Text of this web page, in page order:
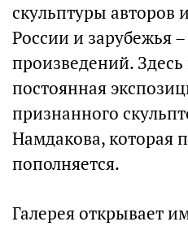
скульптуры авторов
России и зарубежья
произведений. Здесь
постоянная
признанного
Намдакова, которая
пополняется.
Галерея открывает